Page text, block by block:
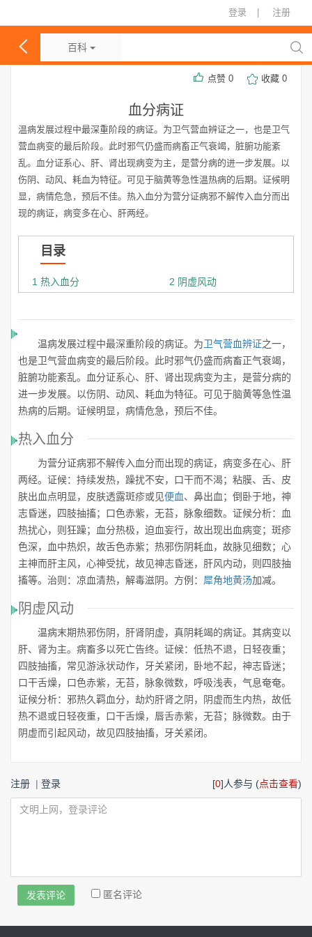
登录 注册
百科
收藏 0
点赞 0
血分病证
温病发展过程中最深重阶段的病证。为卫气营血辨证之一，也是卫气
营血病变的最后阶段。此时邪气仍盛而病畜正气衰竭，脏腑功能紊
乱。血分证系心、肝、肾出现病变为主，是营分病的进一步发展。以
伤阴、动风、耗血为特征。可见于脑黄等急性温热病的后期。证候明
显，病情危急，预后不佳。热入血分为营分证病邪不解传入血分而出
现的病证，病变多在心、肝两经。
目录
1 热入血分 2 阴虚风动
温病发展过程中最深重阶段的病证。为卫气营血辨证之一，
也是卫气营血病变的最后阶段。此时邪气仍盛而病畜正气衰竭，
脏腑功能紊乱。血分证系心、肝、肾出现病变为主，是营分病的
进一步发展。以伤阴、动风、耗血为特征。可见于脑黄等急性温
热病的后期。证候明显，病情危急，预后不佳。
热入血分
为营分证病邪不解传入血分而出现的病证，病变多在心、肝
两经。证候：持续发热，躁扰不安，口干而不渴；粘膜、舌、皮
肤出血点明显，皮肤透露斑疹或见便血、鼻出血；倒卧于地，神
志昏迷，四肢抽搐；口色赤紫，无苔，脉象细数。证候分析：血
热扰心，则狂躁；血分热极，迫血妄行，故出现出血病变；斑疹
色深，血中热炽，故舌色赤紫；热邪伤阴耗血，故脉见细数；心
主神而肝主风，心神受扰，故见神志昏迷，肝风内动，则四肢抽
搐等。治则：凉血清热，解毒滋阴。方例： 犀角地黄汤加减。
阴虚风动
温病末期热邪伤阴，肝肾阴虚，真阴耗竭的病证。其病变以
肝、肾为主。病畜多以死亡告终。证候：低热不退，日轻夜重；
四肢抽搐，常见游泳状动作，牙关紧闭，卧地不起，神志昏迷；
口干舌燥，口色赤紫，无苔，脉象微数，呼吸浅表，气息奄奄。
证候分析：邪热久羁血分，劫灼肝肾之阴，阴虚而生内热，故低
热不退或日轻夜重，口干舌燥，唇舌赤紫，无苔；脉微数。由于
阴虚而引起风动，故见四肢抽搐，牙关紧闭。
注册 | 登录 [0]人参与 (点击查看)
匿名评论